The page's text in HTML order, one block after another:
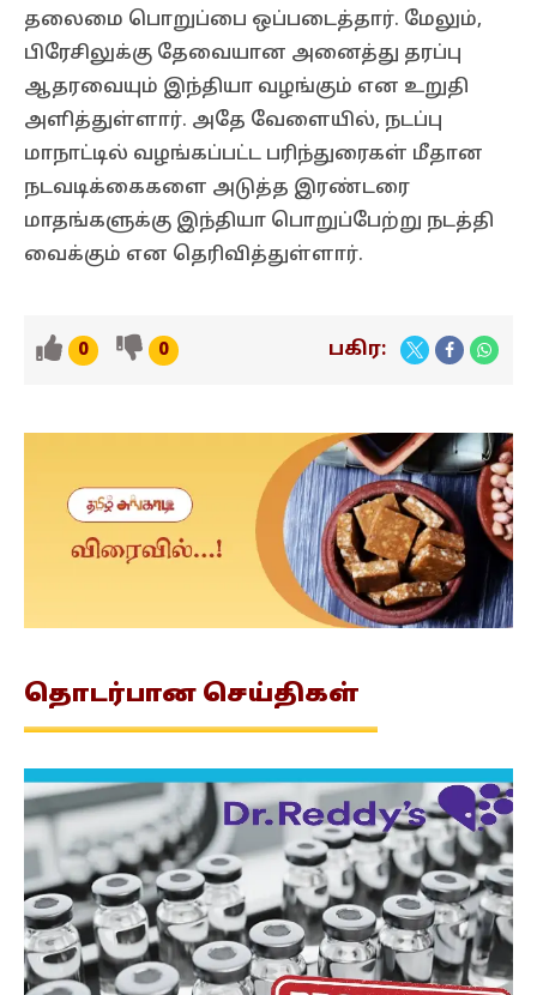
தலைமை பொறுப்பை ஒப்படைத்தார். மேலும்,
பிரேசிலுக்கு தேவையான அனைத்து தரப்பு
ஆதரவையும் இந்தியா வழங்கும் என உறுதி
அளித்துள்ளார். அதே வேளையில், நடப்பு
மாநாட்டில் வழங்கப்பட்ட பரிந்துரைகள் மீதான
நடவடிக்கைகளை அடுத்த இரண்டரை
மாதங்களுக்கு இந்தியா பொறுப்பேற்று நடத்தி
வைக்கும் என தெரிவித்துள்ளார்.
0 0 பகிர:
தொடர்பான செய்திகள்